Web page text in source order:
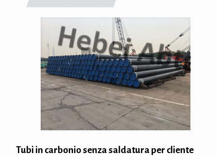
Tubi in carbonio senza saldatura per cliente